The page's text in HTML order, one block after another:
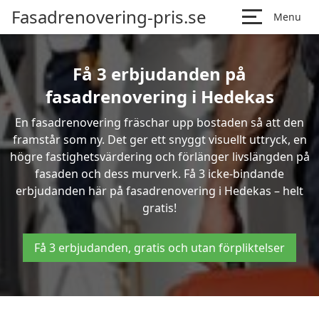
Fasadrenovering-pris.se Menu
Få 3 erbjudanden på
fasadrenovering i Hedekas
En fasadrenovering fräschar upp bostaden så att den
framstår som ny. Det ger ett snyggt visuellt uttryck, en
högre fastighetsvärdering och förlänger livslängden på
fasaden och dess murverk. Få 3 icke-bindande
erbjudanden här på fasadrenovering i Hedekas – helt
gratis!
Få 3 erbjudanden, gratis och utan förpliktelser